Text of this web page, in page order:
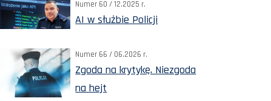
Numer 60 / 12.2025 r.
AI w służbie Policji
Numer 66 / 06.2026 r.
Zgoda na krytykę. Niezgoda
na hejt